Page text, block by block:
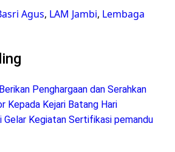
Agus, LAM Jambi, Lembaga
Penghargaan dan Serahkan
Kepada Kejari Batang Hari
Gelar Kegiatan Sertifikasi pemandu